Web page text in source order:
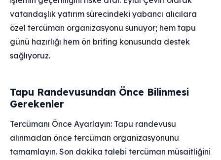
vatandaşlık yatırım sürecindeki yabancı alıcılara
özel tercüman organizasyonu sunuyor; hem tapu
günü hazırlığı hem ön brifing konusunda destek
sağlıyoruz.
Tapu Randevusundan Önce Bilinmesi
Gerekenler
Tercümanı Önce Ayarlayın: Tapu randevusu
alınmadan önce tercüman organizasyonunu
tamamlayın. Son dakika talebi tercüman müsaitliğini